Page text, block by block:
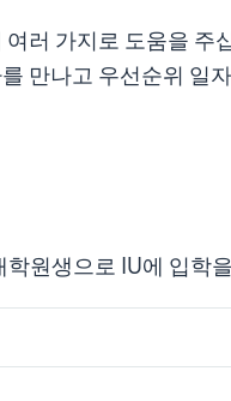
러 가지로 도움을 주
만나고 우선순위 일
원생으로 IU에 입학